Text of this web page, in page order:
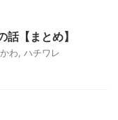
話【まとめ】
わ ハチワレ